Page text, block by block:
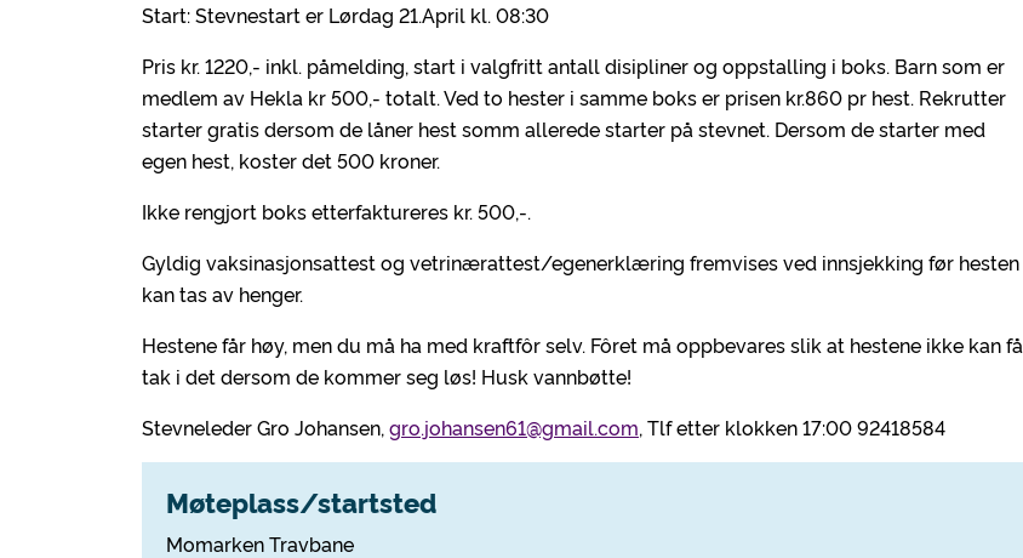
Start: Stevnestart er Lørdag 21.April kl. 08:30
Pris kr. 1220,- inkl. påmelding, start i valgfritt antall disipliner og oppstalling i boks. Barn som er
medlem av Hekla kr 500,- totalt. Ved to hester i samme boks er prisen kr.860 pr hest. Rekrutter
starter gratis dersom de låner hest somm allerede starter på stevnet. Dersom de starter med
egen hest, koster det 500 kroner.
Ikke rengjort boks etterfaktureres kr. 500,-.
Gyldig vaksinasjonsattest og vetrinærattest/egenerklæring fremvises ved innsjekking før hesten
kan tas av henger.
Hestene får høy, men du må ha med kraftfôr selv. Fôret må oppbevares slik at hestene ikke kan få
tak i det dersom de kommer seg løs! Husk vannbøtte!
Stevneleder Gro Johansen,gro.johansen61@gmail.com, Tlf etter klokken 17:00 92418584
Møteplass/startsted
Momarken Travbane